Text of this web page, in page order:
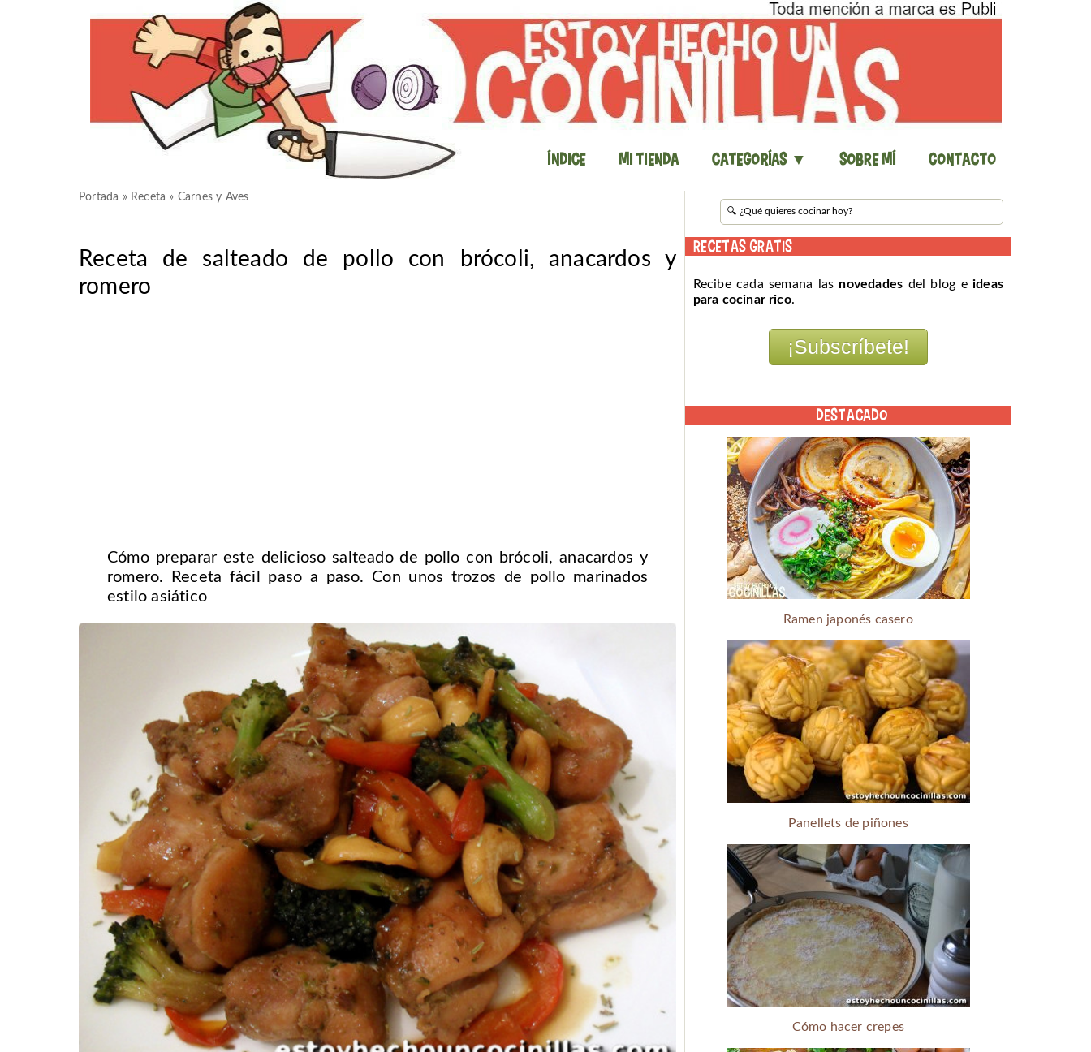
Índice Mi Tienda Categorías ▼ Sobre mí Contacto
Portada » Receta » Carnes y Aves
Receta de salteado de pollo con brócoli, anacardos y
romero
Cómo preparar este delicioso salteado de pollo con brócoli, anacardos y
romero. Receta fácil paso a paso. Con unos trozos de pollo marinados
estilo asiático
RECETAS GRATIS
Recibe cada semana las novedades del blog e ideas
para cocinar rico.
DESTACADO
Ramen japonés casero
Panellets de piñones
Cómo hacer crepes